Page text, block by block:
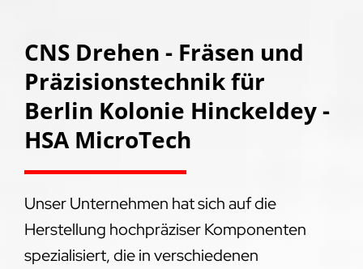
CNS Drehen - Fräsen und
Präzisionstechnik für
Berlin Kolonie Hinckeldey -
HSA MicroTech
Unser Unternehmen hat sich auf die
Herstellung hochpräziser Komponenten
spezialisiert, die in verschiedenen